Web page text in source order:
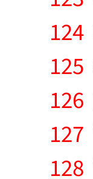
124
125
126
127
128